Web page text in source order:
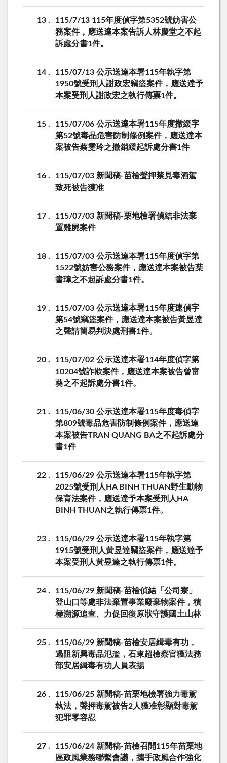
13
115/7/13 115年度偵字第5352號妨害公
務案件，應送達本案告訴人林慶堂之不起
訴處分書1件。
14
115/07/13 公示送達本署115年執字第
1950號受刑人謝政宏竊盜案件，應送達予
本案受刑人謝政宏之執行傳票1件。
15
115/07/06 公示送達本署115年度撤緩字
第52號毒品危害防制條例案件，應送達本
案被告蔡雯玲之撤銷緩起訴處分書1件
16
115/07/03 新聞稿-苗檢聲押禁見毒酒駕
致死被告獲准
17
115/07/03 新聞稿-栗地檢署偵結非法棄
置雞屍案件
18
115/07/03 公示送達本署115年度偵字第
1522號妨害公務案件，應送達本案被告葉
書瑋之不起訴處分書1件。
19
115/07/03 公示送達本署115年度速偵字
第54號竊盜案件，應送達本案被告黃昱達
之聲請簡易判決處刑書1件。
20
115/07/02 公示送達本署114年度偵字第
10204號詐欺案件，應送達本案被告曾富
葵之不起訴處分書1件。
21
115/06/30 公示送達本署115年度毒偵字
第809號毒品危害防制條例案件，應送達
本案被告TRAN QUANG BA之不起訴處分
書1件
22
115/06/29 公示送達本署115年執字第
2025號受刑人HA BINH THUAN野生動物
保育法案件，應送達予本案受刑人HA
BINH THUAN之執行傳票1件。
23
115/06/29 公示送達本署115年執字第
1915號受刑人黃昱達竊盜案件，應送達予
本案受刑人黃昱達之執行傳票1件。
24
115/06/29 新聞稿-苗檢偵結「公司寮」
登山口等處非法棄置事業廢棄物案件，積
極溯源追查、力促回復原狀守護國土山林
25
115/06/29 新聞稿-苗檢安居緝毒有功，
遏阻新興毒品氾濫，石東超檢察官獲法務
部安居緝毒有功人員表揚
26
115/06/25 新聞稿-苗栗地檢署強力毒駕
執法，聲押毒駕被告2人獲准彰顯對毒駕
犯罪零容忍
27
115/06/24 新聞稿-苗檢召開115年苗栗地
區政風業務聯繫會議，攜手政風合作強化